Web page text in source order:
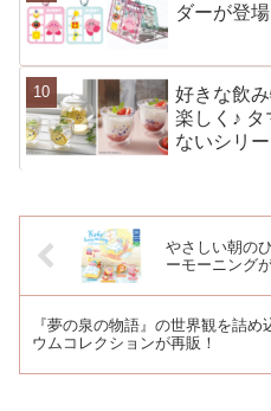
ダーが登場
好きな飲
楽しく♪
ないシリー
やさしい朝の
ーモーニング
『夢の泉の物語』の世界観を詰め
ウムコレクションが再販！